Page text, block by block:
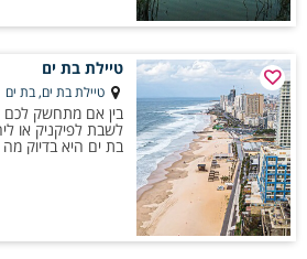
טיילת בת ים
טיילת בת ים, בת ים
בין אם מתחשק
לשבת לפיקניק או
בת ים היא בדיוק